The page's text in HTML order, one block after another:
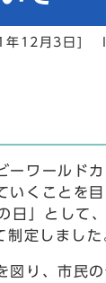
年12月3日]
ーワールド
いくこと
日」とし
定しました
図り、市民